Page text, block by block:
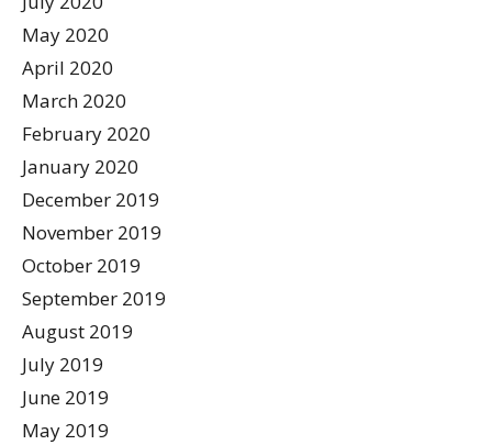
May 2020
April 2020
March 2020
February 2020
January 2020
December 2019
November 2019
October 2019
September 2019
August 2019
July 2019
June 2019
May 2019